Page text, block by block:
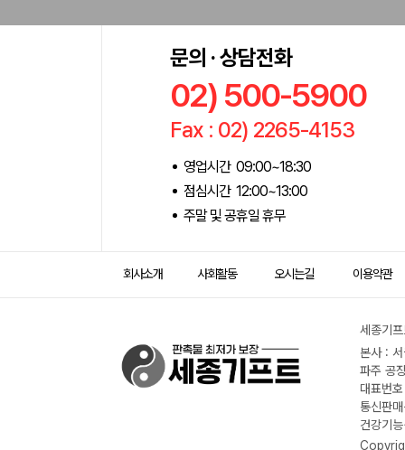
문의 · 상담전화
02) 500-5900
Fax : 02) 2265-4153
영업시간 09:00~18:30
점심시간 12:00~13:00
주말 및 공휴일 휴무
회사소개 사회활동 오시는길 이용약관
세종기
본사 :
파주 공
대표번
통신판
건강기